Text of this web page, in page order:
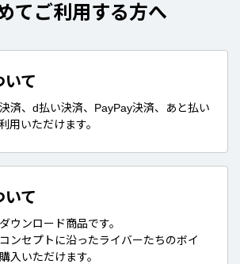
てご利用する方へ
いて
済、d払い決済、PayPay決済、あと払い
用いただけます。
いて
ウンロード商品です。
ンセプトに沿ったライバーたちのボイ
入いただけます。